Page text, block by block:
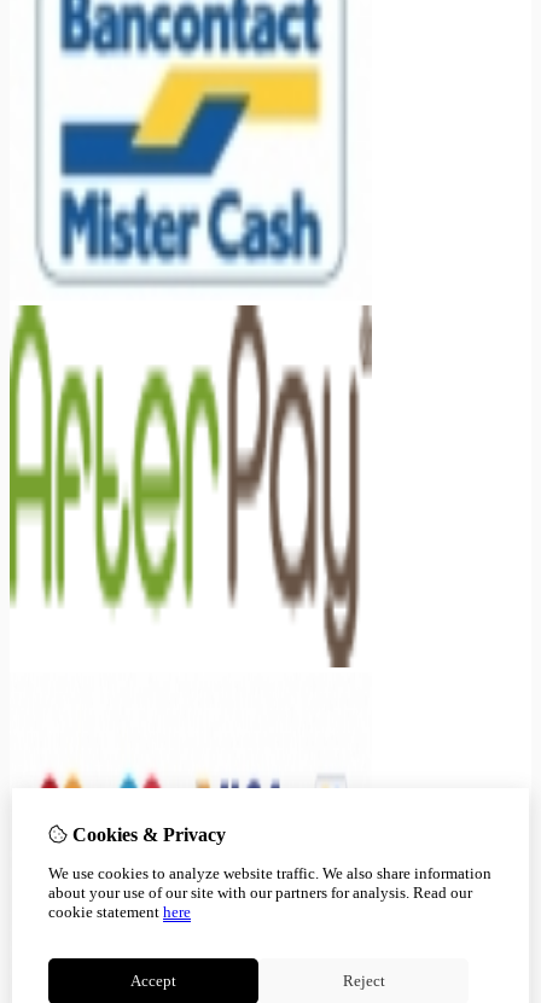
Cookies & Privacy
We use cookies to analyze website traffic. We also share information
about your use of our site with our partners for analysis. Read our
cookie statement here
Accept Reject